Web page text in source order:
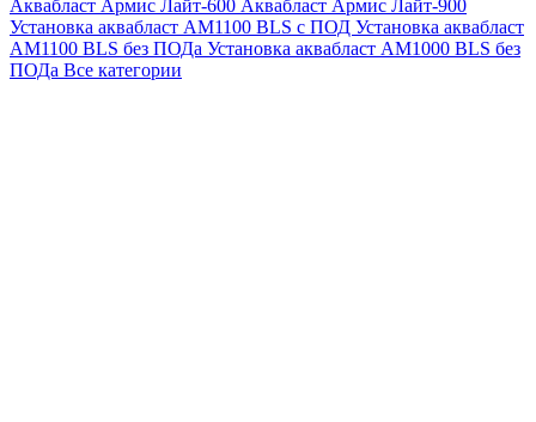
Аквабласт Армис Лайт-600 Аквабласт Армис Лайт-900
Установка аквабласт AM1100 BLS с ПОД Установка аквабласт
AM1100 BLS без ПОДа Установка аквабласт AM1000 BLS без
ПОДа Все категории